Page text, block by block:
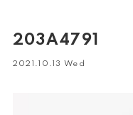
203A4791
2021.10.13 Wed